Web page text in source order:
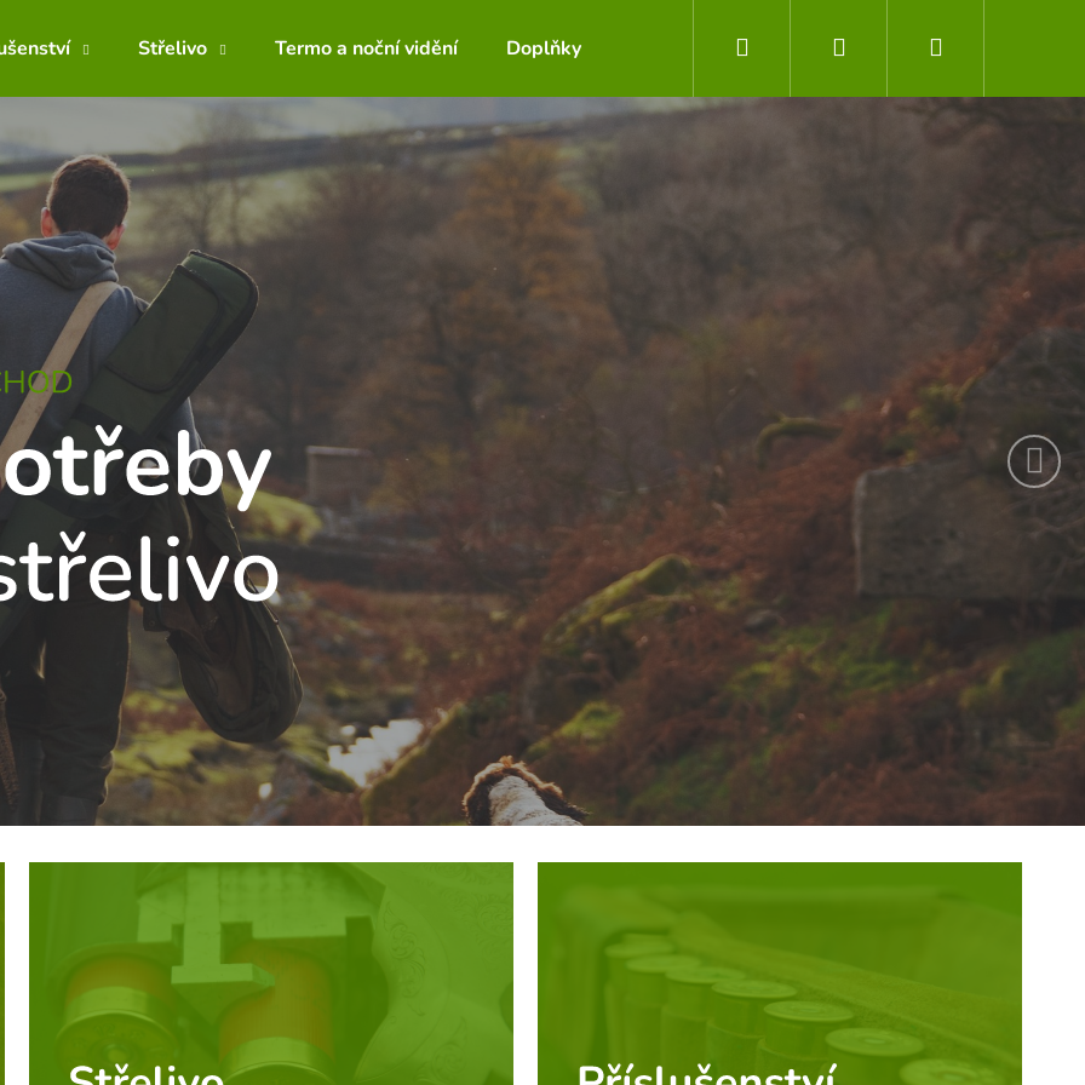
Střelivo Termo a noční vidění Doplňky Obchodní podmínky Kontakty
Hledat PřihlášeníNákupní
košík
Následující
Co potřebujete najít?
Doporučujeme
Následující
GRAND TABLO SELLIER&BELLOT
500 Kč
KULOVÉ TABLO SELLIER&BELLOT